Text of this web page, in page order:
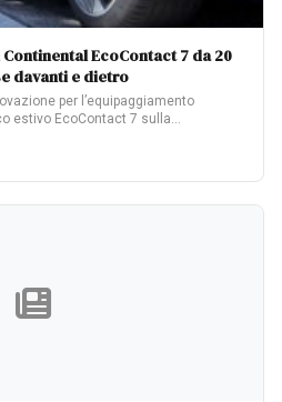
EcoContact 7 da 20
davanti e dietro
per l’equipaggiamento
estivo EcoContact 7 sulla…